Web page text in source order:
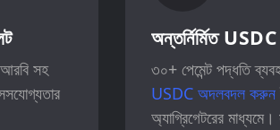
আরবি সহ
অন্তর্নির্মিত USDC
৩০+ পেমেন্ট পদ্ধতি
USDC অদলবদল করুন
অ্যাগ্রিগেটরের